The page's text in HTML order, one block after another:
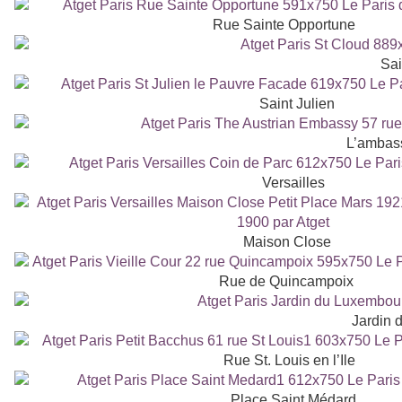
Rue Sainte Opportune
Saint Julien
Versailles
Maison Close
Rue de Quincampoix
Jardin
Rue St. Louis en l’Ile